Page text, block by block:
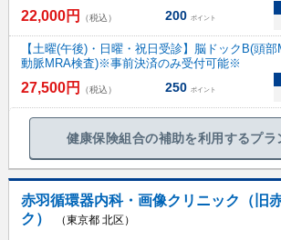
22,000円 （税込） 200 ポイント
【土曜(午後)・日曜・祝日受診】脳ドックB(頭
動脈MRA検査)※事前決済のみ受付可能※
27,500円 （税込） 250 ポイント
健康保険組合の補助を利用するプラ
赤羽循環器内科・画像クリニック（旧
ク）
（東京都 北区）